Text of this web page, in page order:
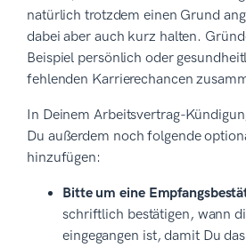
natürlich trotzdem einen Grund
dabei aber auch kurz halten.
Beispiel persönlich oder
fehlenden Karrierechancen
In Deinem Arbeitsvertrag-
Du außerdem noch folgende
hinzufügen:
Bitte um eine
schriftlich bestätigen, wann
eingegangen ist, damit Du